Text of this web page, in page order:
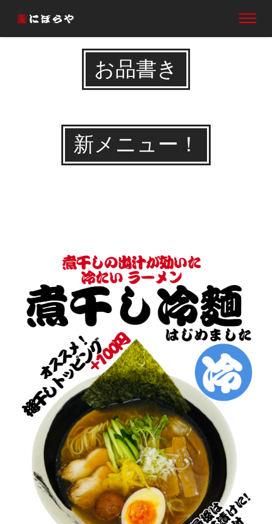
お品書き
新メニュー！